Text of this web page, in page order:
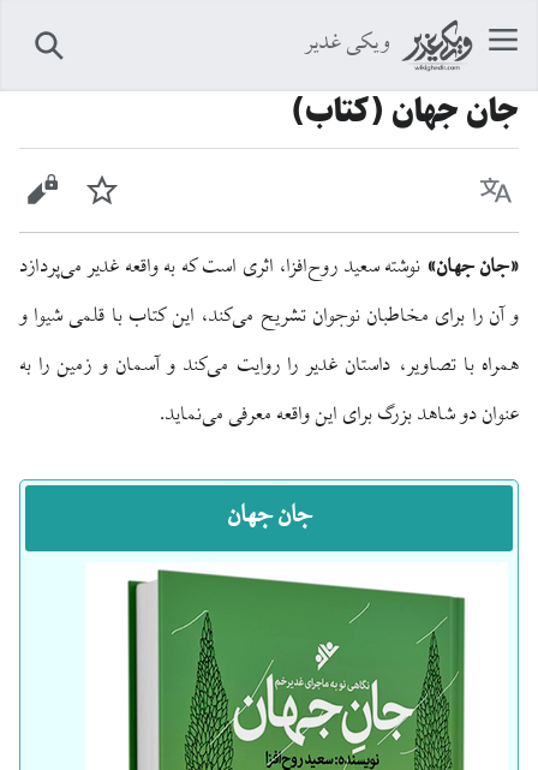
ویکی غدیر
جان جهان (کتاب)
زبان پیگیری
«جان جهان» نوشته سعید روح‌افزا، اثری است که به واقعه غدیر می‌پردازد
و آن را برای مخاطبان نوجوان تشریح می‌کند، این کتاب با قلمی شیوا و
همراه با تصاویر، داستان غدیر را روایت می‌کند و آسمان و زمین را به
عنوان دو شاهد بزرگ برای این واقعه معرفی می‌نماید.
جان جهان